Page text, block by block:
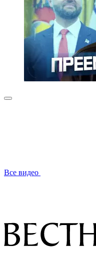
Все видео